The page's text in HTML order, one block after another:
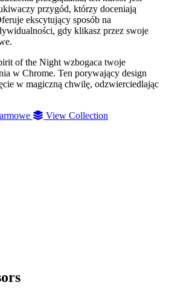
przygód, którzy doceniają
ekscytujący sposób na
gdy klikasz przez swoje
of the Night wzbogaca twoje
w Chrome. Ten porywający design
w magiczną chwilę, odzwierciedlając
View Collection